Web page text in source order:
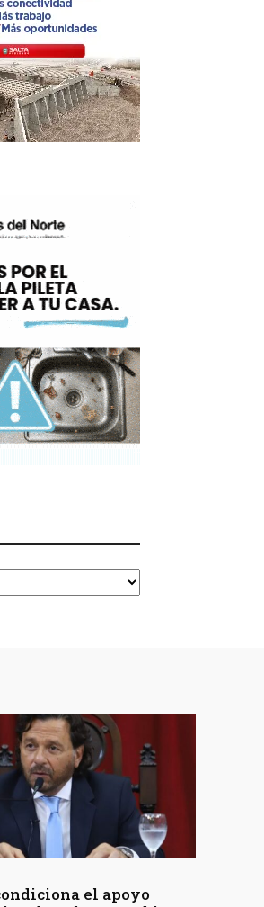
el apoyo